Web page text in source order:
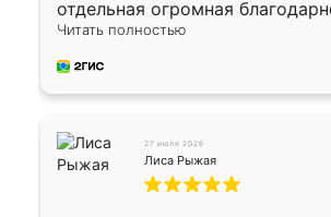
отдельная огромная
укладку плитки Оганесу, за два
Читать полностью
27 июля 2026
Лиса Рыжая